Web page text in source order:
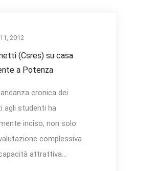
2012
(Csres) su casa
a Potenza
cronica dei
agli studenti ha
inciso, non solo
complessiva
attrattiva...